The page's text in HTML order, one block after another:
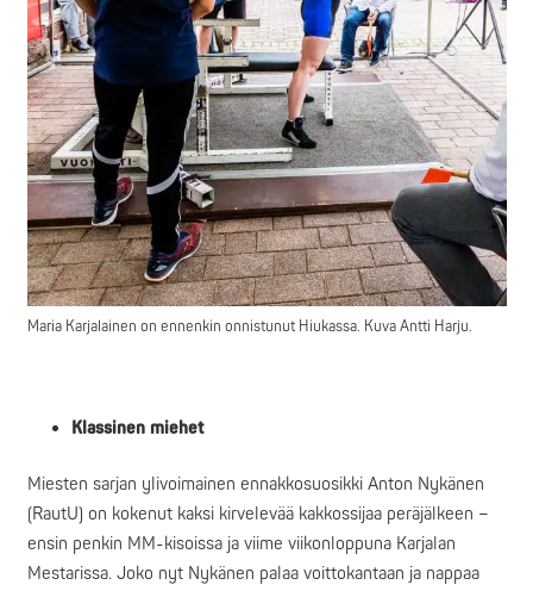
Maria Karjalainen on ennenkin onnistunut Hiukassa. Kuva Antti Harju.
Klassinen miehet
Miesten sarjan ylivoimainen ennakkosuosikki Anton Nykänen
(RautU) on kokenut kaksi kirvelevää kakkossijaa peräjälkeen –
ensin penkin MM-kisoissa ja viime viikonloppuna Karjalan
Mestarissa. Joko nyt Nykänen palaa voittokantaan ja nappaa